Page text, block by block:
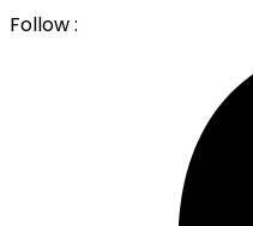
Follow :